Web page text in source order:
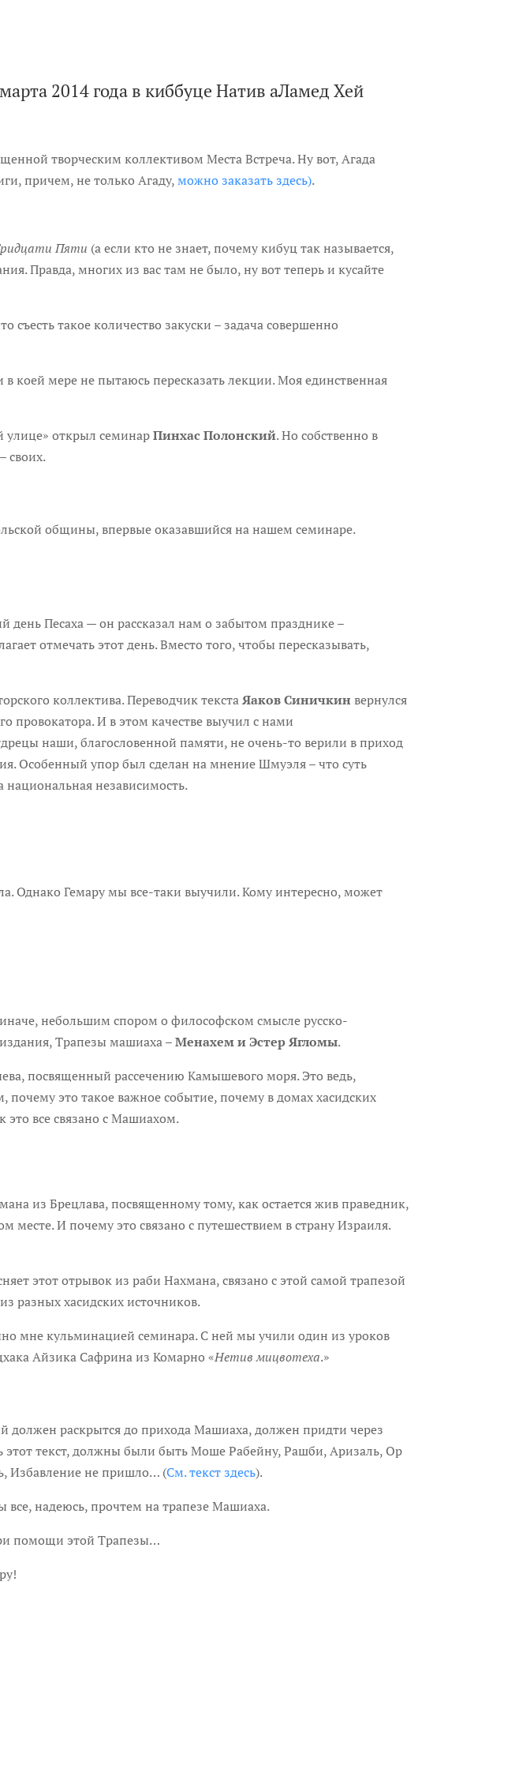
2014 года в киббуце Натив аЛамед Хей
творческим коллективом Места Встреча. Ну вот, Агада
причем, не только Агаду,можно заказать здесь).
Пяти (а если кто не знает, почему кибуц так называется,
Правда, многих из вас там не было, ну вот теперь и кусайте
такое количество закуски – задача совершенно
в коей мере не пытаюсь пересказать лекции. Моя единственная
улице» открыл семинарПинхас Полонский. Но собственно в
своих.
общины, впервые оказавшийся на нашем семинаре.
Песаха — он рассказал нам о забытом празднике –
отмечать этот день. Вместо того, чтобы пересказывать,
коллектива. Переводчик текстаЯаков Синичкинвернулся
провокатора. И в этом качестве выучил с нами
наши, благословенной памяти, не очень-то верили в приход
Особенный упор был сделан на мнение Шмуэля – что суть
национальная независимость.
Однако Гемару мы все-таки выучили. Кому интересно, может
небольшим спором о философском смысле русско-
издания, Трапезы машиаха –Менахем и Эстер Ягломы.
посвященный рассечению Камышевого моря. Это ведь,
почему это такое важное событие, почему в домах хасидских
все связано с Машиахом.
из Брецлава, посвященному тому, как остается жив праведник,
месте. И почему это связано с путешествием в страну Израиля.
этот отрывок из раби Нахмана, связано с этой самой трапезой
разных хасидских источников.
мне кульминацией семинара. С ней мы учили один из уроков
Айзика Сафрина из Комарно «Нетив мицвотеха.»
должен раскрытся до прихода Машиаха, должен придти через
этот текст, должны были быть Моше Рабейну, Рашби, Аризаль, Ор
Избавление не пришло… (См. текст здесь).
все, надеюсь, прочтем на трапезе Машиаха.
помощи этой Трапезы…